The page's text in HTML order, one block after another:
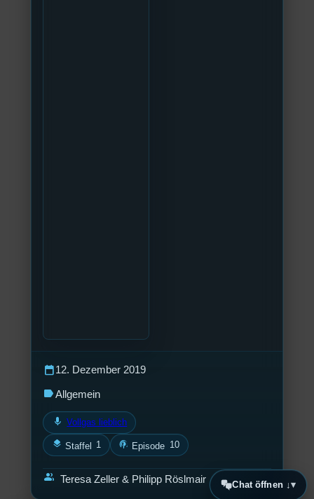
calendar_today12. Dezember 2019
labelAllgemein
mic Vollgas lieblich
layers Staffel 1 podcasts Episode 10
group Teresa Zeller & Philipp Röslmair
Chat öffnen ↓